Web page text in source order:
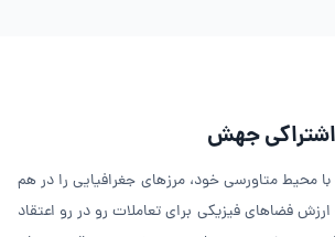
جهش
محیط متاورسی خود، مرزهای جغرافیایی را در هم
فضاهای فیزیکی برای تعاملات رو در رو اعتقاد